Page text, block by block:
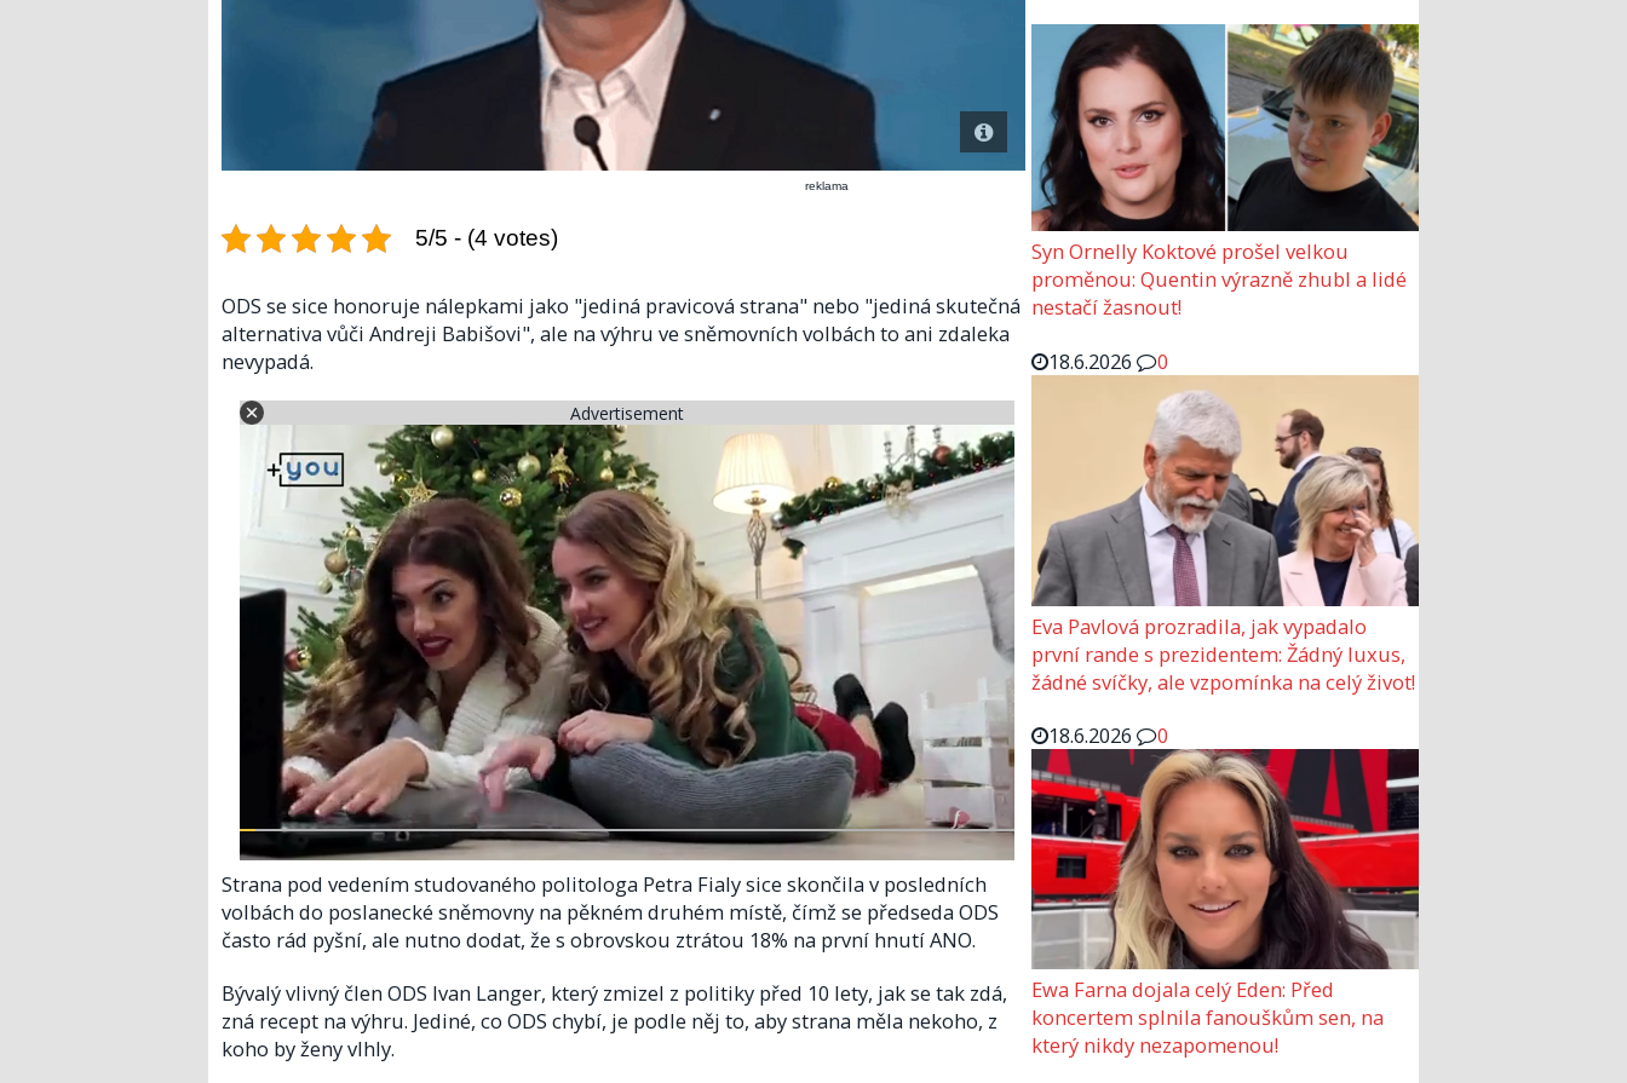
reklama
5/5 - (4 votes)
ODS se sice honoruje nálepkami jako "jediná pravicová strana" nebo "jediná skutečná
alternativa vůči Andreji Babišovi", ale na výhru ve sněmovních volbách to ani zdaleka
nevypadá.
Advertisement
Strana pod vedením studovaného politologa Petra Fialy sice skončila v posledních
volbách do poslanecké sněmovny na pěkném druhém místě, čímž se předseda ODS
často rád pyšní, ale nutno dodat, že s obrovskou ztrátou 18% na první hnutí ANO.
Bývalý vlivný člen ODS Ivan Langer, který zmizel z politiky před 10 lety, jak se tak zdá,
zná recept na výhru. Jediné, co ODS chybí, je podle něj to, aby strana měla nekoho, z
koho by ženy vlhly.
Syn Ornelly Koktové prošel velkou
proměnou: Quentin výrazně zhubl a lidé
nestačí žasnout!
18.6.2026
0
Eva Pavlová prozradila, jak vypadalo
první rande s prezidentem: Žádný luxus,
žádné svíčky, ale vzpomínka na celý život!
18.6.2026
0
Ewa Farna dojala celý Eden: Před
koncertem splnila fanouškům sen, na
který nikdy nezapomenou!